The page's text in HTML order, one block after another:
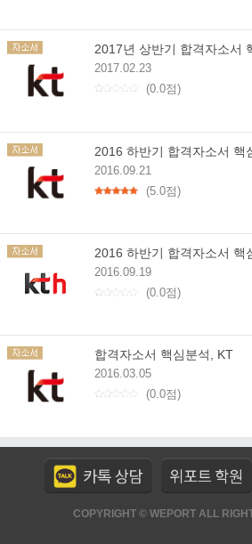
2017년 상반기 합격자소서
2017.02.23
(0.0점)
2016 하반기 합격자소서 핵
2016.09.21
(5.0점)
2016 하반기 합격자소서 핵
2016.09.19
(0.0점)
합격자소서 핵심분석, KT
2016.03.05
(0.0점)
COPYRIGHT © WEPORT ALL